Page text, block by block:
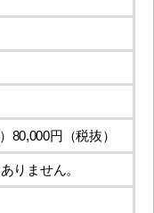
80,000円（税抜）
りません。